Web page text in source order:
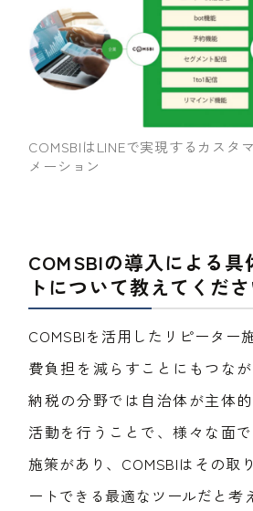
COMSBIはLINEで実現するカスタ
メーション
COMSBIの導入による具
トについて教えてくだ
COMSBIを活用したリピーター
費負担を減らすことにもつな
納税の分野では自治体が主体
活動を行うことで、様々な面
施策があり、COMSBIはその取
ートできる最適なツールだと考